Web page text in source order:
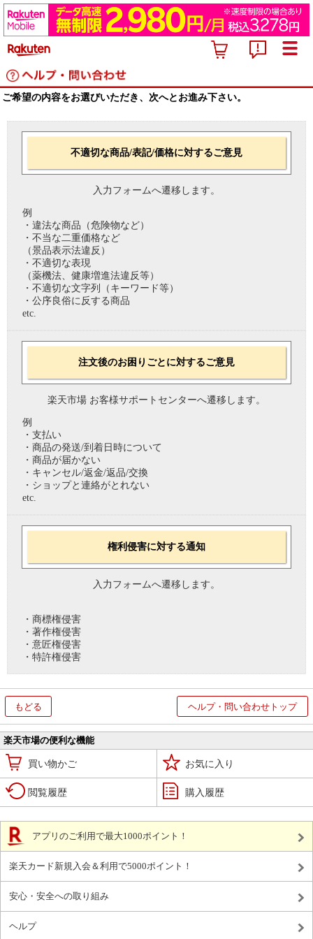
ご希望の内容をお選びいただき、次へとお進み下さい。
不適切な商品/表記/価格に対するご意見
入力フォームへ遷移します。
例
・違法な商品（危険物など）
・不当な二重価格など
（景品表示法違反）
・不適切な表現
（薬機法、健康増進法違反等）
・不適切な文字列（キーワード等）
・公序良俗に反する商品
etc.
注文後のお困りごとに対するご意見
楽天市場 お客様サポートセンターへ遷移します。
例
・支払い
・商品の発送/到着日時について
・商品が届かない
・キャンセル/返金/返品/交換
・ショップと連絡がとれない
etc.
権利侵害に対する通知
入力フォームへ遷移します。
・商標権侵害
・著作権侵害
・意匠権侵害
・特許権侵害
もどる ヘルプ・問い合わせトップ
楽天市場の便利な機能
買い物かご お気に入り
閲覧履歴 購入履歴
アプリのご利用で最大1000ポイント！
楽天カード新規入会＆利用で5000ポイント！
安心・安全への取り組み
ヘルプ